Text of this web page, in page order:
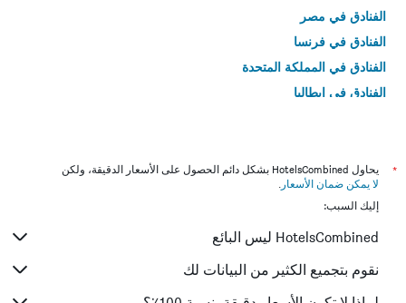
الفنادق في مصر
الفنادق في فرنسا
الفنادق في المملكة المتحدة
الفنادق في إيطاليا
*
يحاول HotelsCombined بشكل دائم الحصول على الأسعار الدقيقة، ولكن
لا يمكن ضمان الأسعار .
إليك السبب:
HotelsCombined ليس البائع
نقوم بتجميع الكثير من البيانات لك